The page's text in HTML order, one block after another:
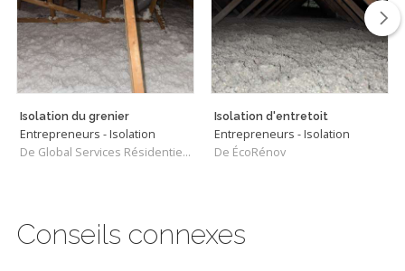
Isolation du grenier
Entrepreneurs - Isolation
De Global Services Résidentiels Montréal
Isolation d'entretoit
Entrepreneurs - Isolation
De ÉcoRénov
Conseils connexes